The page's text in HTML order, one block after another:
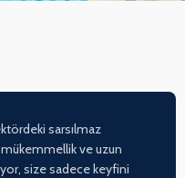
sarsılmaz
ve uzun
size sadece keyfini